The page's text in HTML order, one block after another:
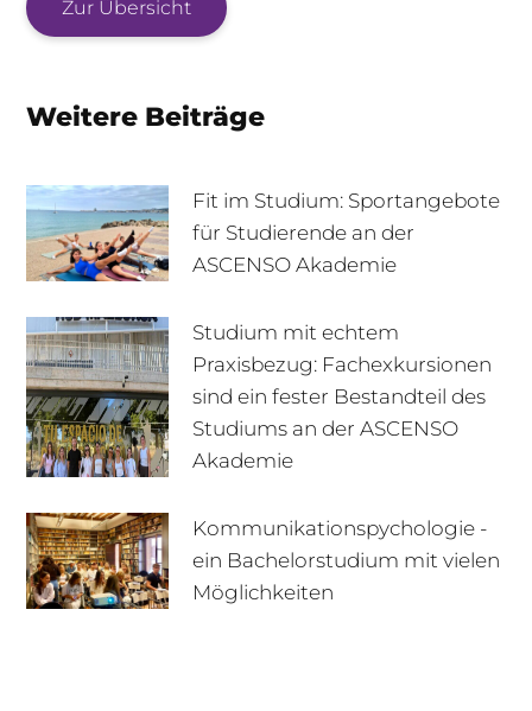
+49 170 222 77 66 Infotage
Zur Übersicht
Weitere Beiträge
Fit im Studium: Sportangebote
für Studierende an der
ASCENSO Akademie
Studium mit echtem
Praxisbezug: Fachexkursionen
sind ein fester Bestandteil des
Studiums an der ASCENSO
Akademie
Kommunikationspychologie -
ein Bachelorstudium mit vielen
Möglichkeiten